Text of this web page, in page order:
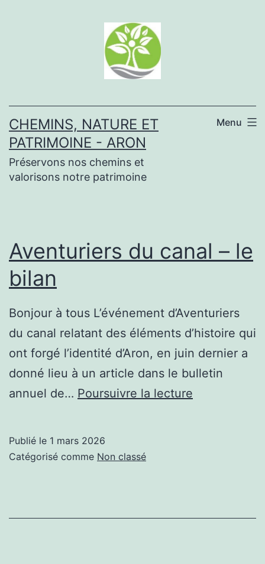
CHEMINS, NATURE ET
PATRIMOINE - ARON
Préservons nos chemins et
valorisons notre patrimoine
Menu
Aventuriers du canal – le
bilan
Bonjour à tous L’événement d’Aventuriers
du canal relatant des éléments d’histoire qui
ont forgé l’identité d’Aron, en juin dernier a
donné lieu à un article dans le bulletin
annuel de… Poursuivre la lecture
Publié le 1 mars 2026
Catégorisé comme Non classé